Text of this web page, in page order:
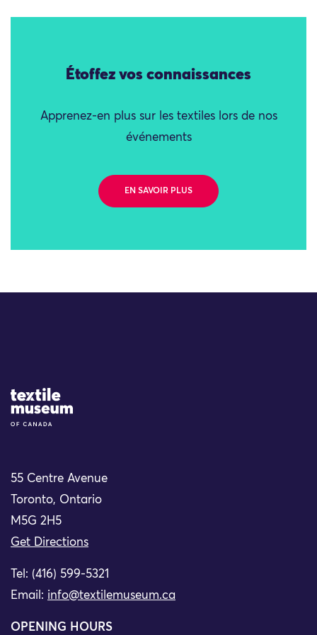
Étoffez vos connaissances
Apprenez-en plus sur les textiles lors de nos
événements
EN SAVOIR PLUS
Site Logo
55 Centre Avenue
Toronto, Ontario
M5G 2H5
Get Directions
Tel: (416) 599-5321
Email: info@textilemuseum.ca
OPENING HOURS